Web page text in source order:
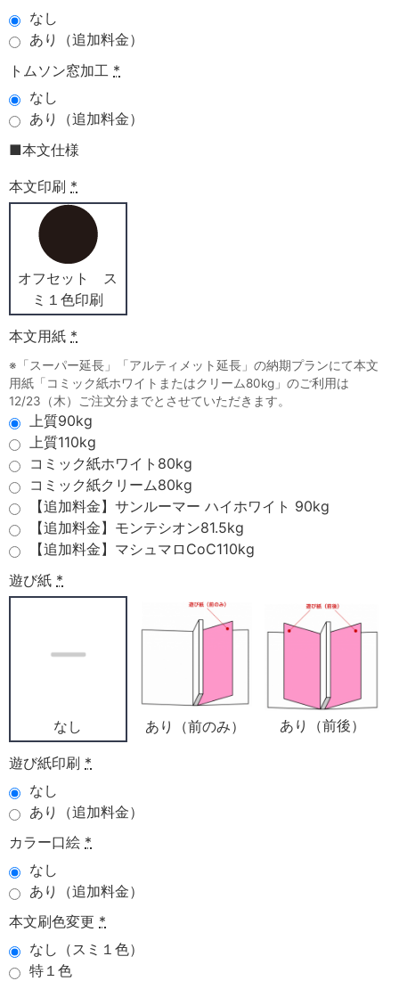
なし
あり（追加料金）
トムソン窓加工 *
なし
あり（追加料金）
■本文仕様
本文印刷 *
オフセット ス
ミ１色印刷
本文用紙 *
※「スーパー延長」「アルティメット延長」の納期プランにて本文
用紙「コミック紙ホワイトまたはクリーム80kg」のご利用は
12/23（木）ご注文分までとさせていただきます。
上質90kg
上質110kg
コミック紙ホワイト80kg
コミック紙クリーム80kg
【追加料金】サンルーマー ハイホワイト 90kg
【追加料金】モンテシオン81.5kg
【追加料金】マシュマロCoC110kg
遊び紙 *
なし あり（前のみ） あり（前後）
遊び紙印刷 *
なし
あり（追加料金）
カラー口絵 *
なし
あり（追加料金）
本文刷色変更 *
なし（スミ１色）
特１色